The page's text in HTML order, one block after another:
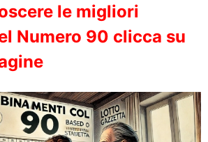
le migliori
Numero 90 clicca su